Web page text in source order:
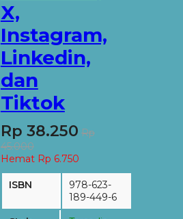
X,
Instagram,
Linkedin,
dan
Tiktok
Rp 38.250 Rp
45.000
Hemat Rp 6.750
ISBN
978-623-
189-449-6